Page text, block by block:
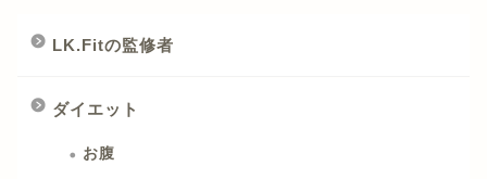
LK.Fitの監修者
ダイエット
お腹